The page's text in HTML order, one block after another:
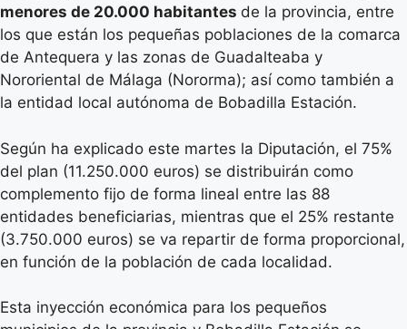
menores de 20.000 habitantes de la provincia, entre
los que están los pequeñas poblaciones de la comarca
de Antequera y las zonas de Guadalteaba y
Nororiental de Málaga (Nororma); así como también a
la entidad local autónoma de Bobadilla Estación.
Según ha explicado este martes la Diputación, el 75%
del plan (11.250.000 euros) se distribuirán como
complemento fijo de forma lineal entre las 88
entidades beneficiarias, mientras que el 25% restante
(3.750.000 euros) se va repartir de forma proporcional,
en función de la población de cada localidad.
Esta inyección económica para los pequeños